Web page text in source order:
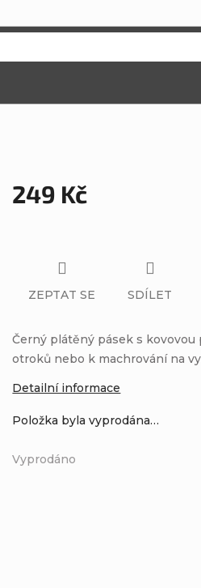
249 Kč
Vyprodáno
Položka byla vyprodána…
Černý plátěný pásek s
otroků nebo k machrování na
Detailní informace
ZEPTAT SE SDÍLET